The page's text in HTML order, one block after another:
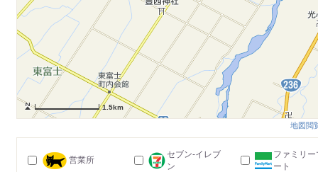
1.5km
地図閲
営業所
セブン-イレブ
ン
ファミリー
ート